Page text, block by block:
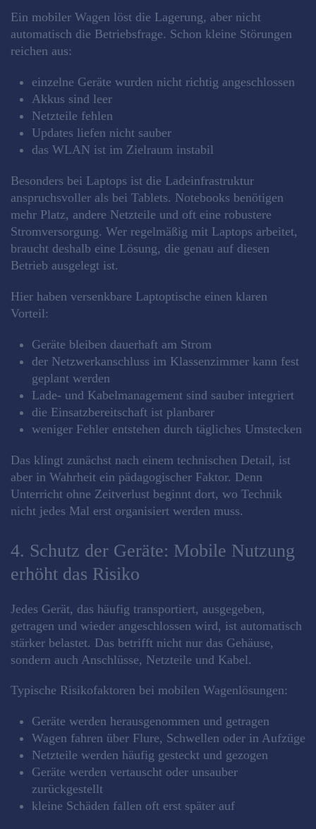
Ein mobiler Wagen löst die Lagerung, aber nicht
automatisch die Betriebsfrage. Schon kleine Störungen
reichen aus:
einzelne Geräte wurden nicht richtig angeschlossen
Akkus sind leer
Netzteile fehlen
Updates liefen nicht sauber
das WLAN ist im Zielraum instabil
Besonders bei Laptops ist die Ladeinfrastruktur
anspruchsvoller als bei Tablets. Notebooks benötigen
mehr Platz, andere Netzteile und oft eine robustere
Stromversorgung. Wer regelmäßig mit Laptops arbeitet,
braucht deshalb eine Lösung, die genau auf diesen
Betrieb ausgelegt ist.
Hier haben versenkbare Laptoptische einen klaren
Vorteil:
Geräte bleiben dauerhaft am Strom
der Netzwerkanschluss im Klassenzimmer kann fest
geplant werden
Lade- und Kabelmanagement sind sauber integriert
die Einsatzbereitschaft ist planbarer
weniger Fehler entstehen durch tägliches Umstecken
Das klingt zunächst nach einem technischen Detail, ist
aber in Wahrheit ein pädagogischer Faktor. Denn
Unterricht ohne Zeitverlust beginnt dort, wo Technik
nicht jedes Mal erst organisiert werden muss.
4. Schutz der Geräte: Mobile Nutzung
erhöht das Risiko
Jedes Gerät, das häufig transportiert, ausgegeben,
getragen und wieder angeschlossen wird, ist automatisch
stärker belastet. Das betrifft nicht nur das Gehäuse,
sondern auch Anschlüsse, Netzteile und Kabel.
Typische Risikofaktoren bei mobilen Wagenlösungen:
Geräte werden herausgenommen und getragen
Wagen fahren über Flure, Schwellen oder in Aufzüge
Netzteile werden häufig gesteckt und gezogen
Geräte werden vertauscht oder unsauber
zurückgestellt
kleine Schäden fallen oft erst später auf